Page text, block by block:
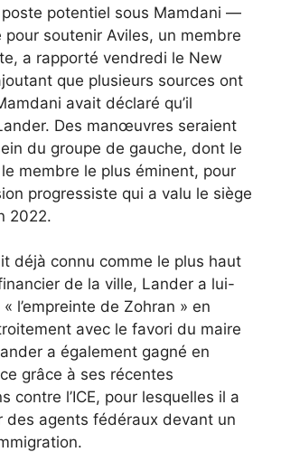
potentiel sous Mamdani —
pour soutenir Aviles, un membre
a rapporté vendredi le New
que plusieurs sources ont
avait déclaré qu’il
Des manœuvres seraient
du groupe de gauche, dont le
membre le plus éminent, pour
progressiste qui a valu le siège
2022.
déjà connu comme le plus haut
de la ville, Lander a lui-
l’empreinte de Zohran » en
avec le favori du maire
a également gagné en
grâce à ses récentes
contre l’ICE, pour lesquelles il a
des agents fédéraux devant un